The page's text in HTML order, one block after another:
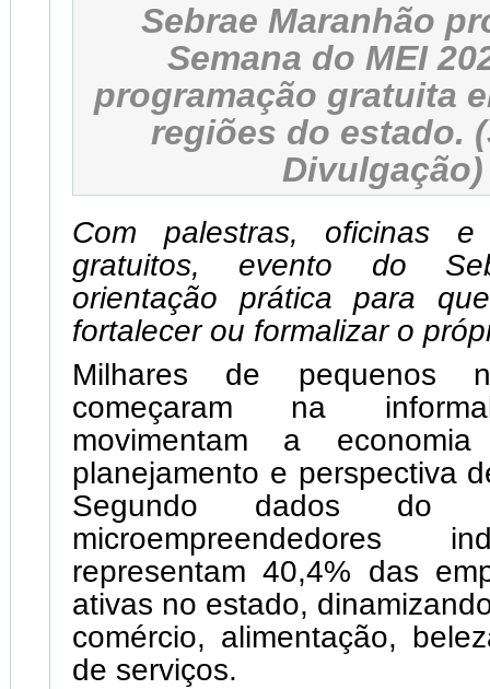
Sebrae Maranhão
Semana do MEI
programação gratuita
regiões do estado.
Divulgação)
Com palestras, oficinas e
gratuitos, evento do
orientação prática para
fortalecer ou formalizar o
Milhares de pequenos
começaram na
movimentam a
planejamento e perspectiva
Segundo dados do
microempreendedores
representam 40,4% das
ativas no estado,
comércio, alimentação,
de serviços.